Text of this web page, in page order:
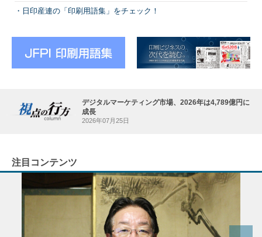
日印産連の「印刷用語集」をチェック！
デジタルマーケティング市場、2026年は4,789億円に
成長
2026年07月25日
注目コンテンツ